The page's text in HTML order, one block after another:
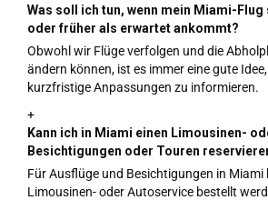
Was soll ich tun, wenn mein Miami-
oder früher als erwartet ankommt?
Obwohl wir Flüge verfolgen und die
ändern können, ist es immer eine gute
kurzfristige Anpassungen zu informieren.
+
Kann ich in Miami einen Limousinen-
Besichtigungen oder Touren
Für Ausflüge und Besichtigungen in Miami
Limousinen- oder Autoservice bestellt